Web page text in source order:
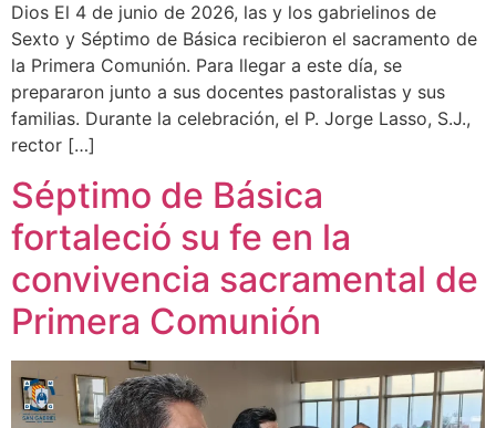
Dios El 4 de junio de 2026, las y los gabrielinos de
Sexto y Séptimo de Básica recibieron el sacramento de
la Primera Comunión. Para llegar a este día, se
prepararon junto a sus docentes pastoralistas y sus
familias. Durante la celebración, el P. Jorge Lasso, S.J.,
rector […]
Séptimo de Básica
fortaleció su fe en la
convivencia sacramental de
Primera Comunión